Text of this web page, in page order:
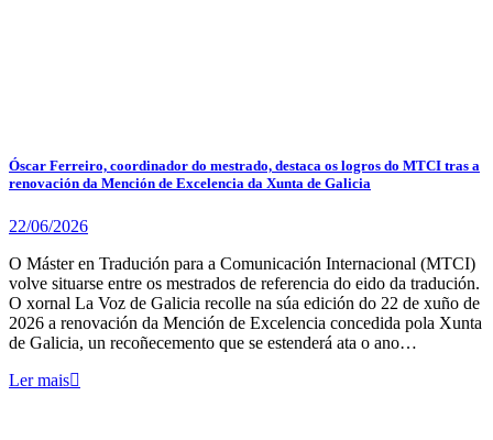
Óscar Ferreiro, coordinador do mestrado, destaca os logros do MTCI tras a
renovación da Mención de Excelencia da Xunta de Galicia
22/06/2026
O Máster en Tradución para a Comunicación Internacional (MTCI)
volve situarse entre os mestrados de referencia do eido da tradución.
O xornal La Voz de Galicia recolle na súa edición do 22 de xuño de
2026 a renovación da Mención de Excelencia concedida pola Xunta
de Galicia, un recoñecemento que se estenderá ata o ano…
Ler mais